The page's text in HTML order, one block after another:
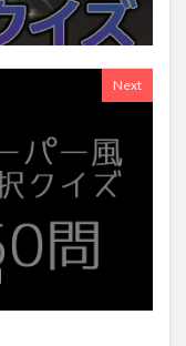
Next